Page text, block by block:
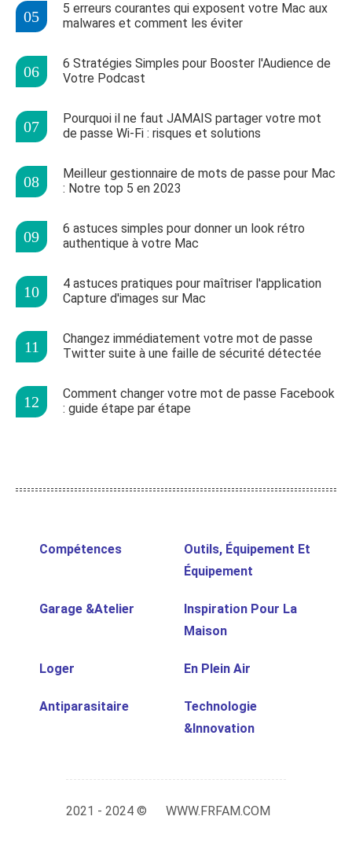
5 erreurs courantes qui exposent votre Mac aux
malwares et comment les éviter
6 Stratégies Simples pour Booster l'Audience de
Votre Podcast
Pourquoi il ne faut JAMAIS partager votre mot
de passe Wi-Fi : risques et solutions
Meilleur gestionnaire de mots de passe pour Mac
: Notre top 5 en 2023
6 astuces simples pour donner un look rétro
authentique à votre Mac
4 astuces pratiques pour maîtriser l'application
Capture d'images sur Mac
Changez immédiatement votre mot de passe
Twitter suite à une faille de sécurité détectée
Comment changer votre mot de passe Facebook
: guide étape par étape
Compétences
Outils, Équipement Et
Équipement
Garage &Atelier
Inspiration Pour La
Maison
Loger En Plein Air
Antiparasitaire
Technologie
&Innovation
2021 - 2024 © WWW.FRFAM.COM